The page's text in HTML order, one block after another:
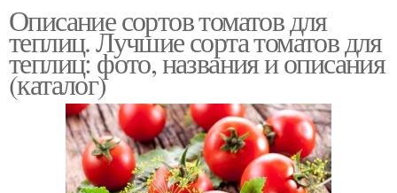
Описание сортов томатов для
теплиц. Лучшие сорта томатов для
теплиц: фото, названия и описания
(каталог)